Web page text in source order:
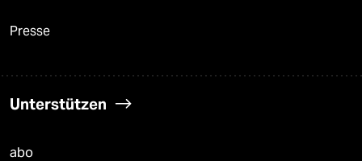
Presse
Unterstützen
abo